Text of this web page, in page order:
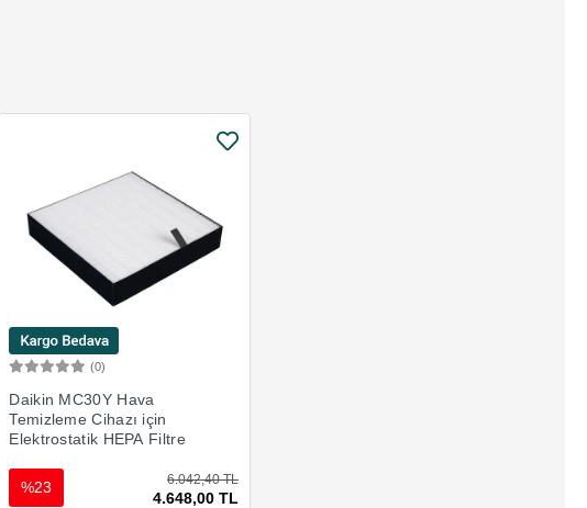
(0)
Daikin MC30Y Hava
Temizleme Cihazı için
Elektrostatik HEPA Filtre
6.042,40 TL
4.648,00 TL
%23